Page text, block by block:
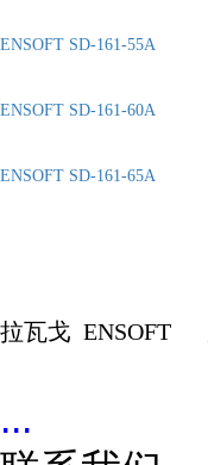
ENSOFT SD-161-55A
ENSOFT SD-161-60A
ENSOFT SD-161-65A
拉瓦戈 ENSOFT
...